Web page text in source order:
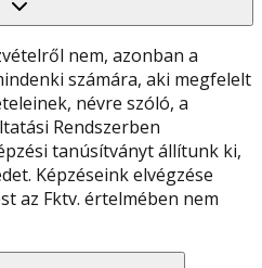
nem, azonban a
számára, aki megfelelt
névre szóló, a
Rendszerben
tanúsítványt állítunk ki,
Képzéseink elvégzése
az Fktv. értelmében nem